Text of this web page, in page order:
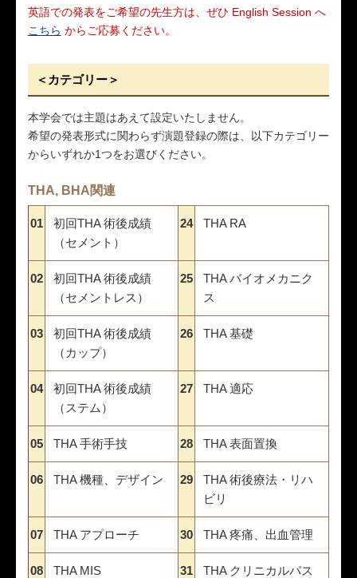
英語での発表をご希望の先生方は、ぜひ English Session へ
こちら からご応募ください。
＜カテゴリー＞
本学会では主題はあえて設定いたしません。
希望の発表形式に関わらず演題登録の際は、以下カテゴリー
からいずれか1つをお選びください。
THA, BHA関連
01
初回THA 術後成績
（セメント）
24 THA RA
02
初回THA 術後成績
（セメントレス）
25
THA バイオメカニク
ス
03
初回THA 術後成績
（カップ）
26 THA 基礎
04
初回THA 術後成績
（ステム）
27 THA 適応
05 THA 手術手技 28 THA 表面置換
06 THA 機種、デザイン 29
THA 術後療法・リハ
ビリ
07 THA アプローチ 30 THA 疼痛、出血管理
08 THA MIS 31 THA クリニカルパス